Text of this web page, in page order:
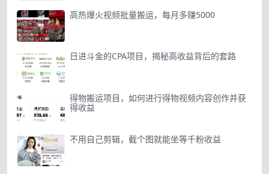
高热爆火视频批量搬运，每月多赚5000
日进斗金的CPA项目，揭秘高收益背后的套路
得物搬运项目，如何进行得物视频内容创作并获
得收益
不用自己剪辑，截个图就能坐等千粉收益